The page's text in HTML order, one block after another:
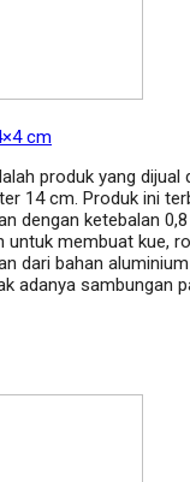
cm
produk yang dijual
14 cm. Produk ini
dengan ketebalan
untuk membuat kue,
dari bahan
adanya sambungan